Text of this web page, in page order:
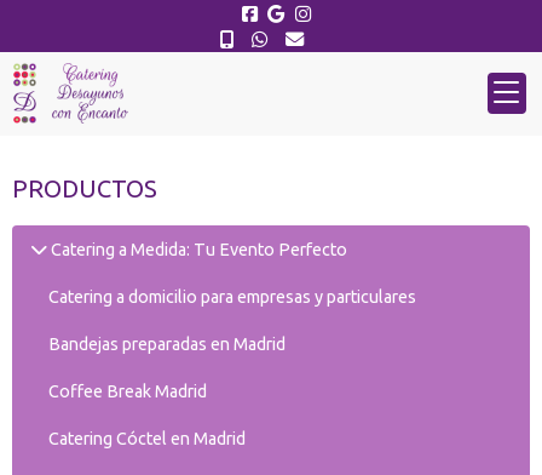
PRODUCTOS
Catering a Medida: Tu Evento Perfecto
Catering a domicilio para empresas y particulares
Bandejas preparadas en Madrid
Coffee Break Madrid
Catering Cóctel en Madrid